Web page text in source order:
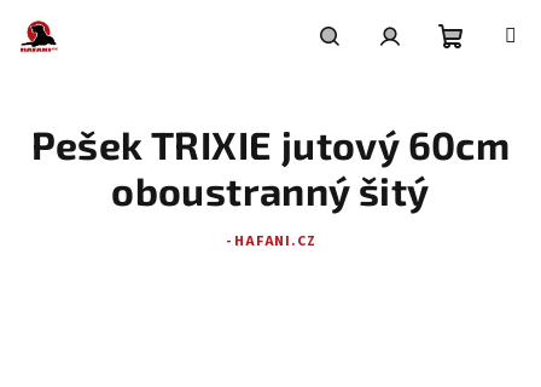
obsah
košík
Pešek TRIXIE jutový 60cm
oboustranný šitý
- HAFANI.CZ